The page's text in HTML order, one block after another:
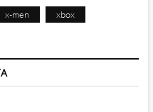
x-men xbox